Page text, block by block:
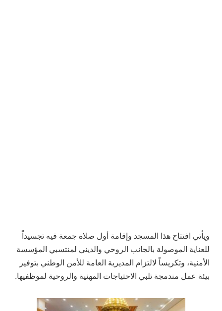
ويأتي افتتاح هذا المسجد وإقامة أول صلاة جمعة فيه تجسيداً
للعناية الموصولة بالجانب الروحي والديني لمنتسبي المؤسسة
الأمنية، وتكريساً لالتزام المديرية العامة للأمن الوطني بتوفير
بيئة عمل مندمجة تلبي الاحتياجات المهنية والروحية لموظفيها.